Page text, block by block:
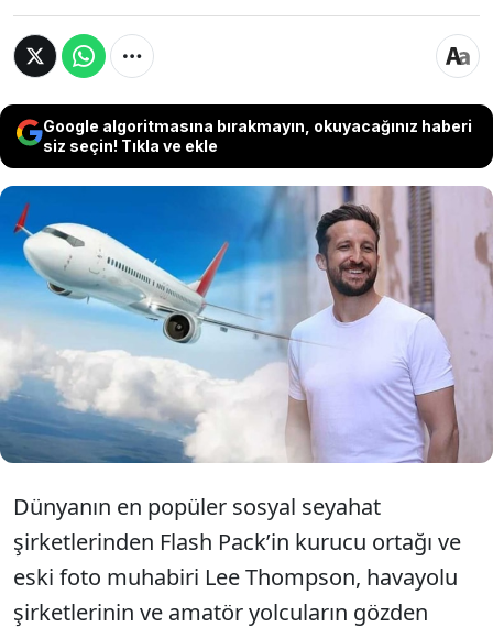
Google algoritmasına bırakmayın, okuyacağınız haberi
siz seçin! Tıkla ve ekle
Uçuştan önce el bagajı toplamak tam bir kabusa
dönüşebilir; hatırlanması gereken yüzlerce eşya ve
her şeyi sığdırmak zorunda olduğunuz küçücük bir
alan vardır, ancak 100’den fazla ülkeyi sırt
çantasıyla gezen eski bir foto muhabiri, el
bagajınızda neredeyse hiç yer kaplamayacak ama
tüm yolculuğunuzun konforunu değiştirecek
tüyoyu paylaştı: Yanınıza mutlaka sakız alın.
Dünyanın en popüler sosyal seyahat
şirketlerinden Flash Pack’in kurucu ortağı ve
eski foto muhabiri Lee Thompson, havayolu
şirketlerinin ve amatör yolcuların gözden